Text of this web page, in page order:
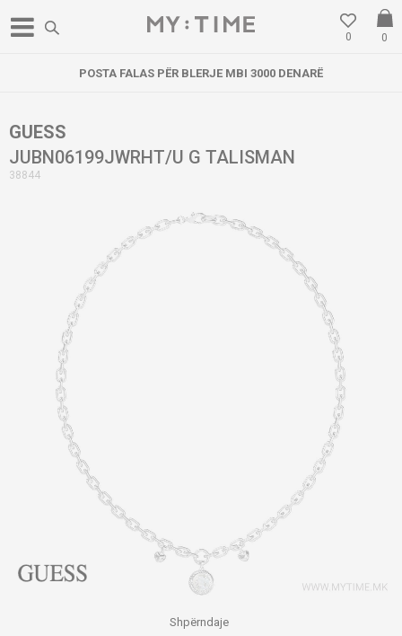
0
0
POSTA FALAS PËR BLERJE MBI 3000 DENARË
GUESS
JUBN06199JWRHT/U G TALISMAN
38844
Shpërndaje